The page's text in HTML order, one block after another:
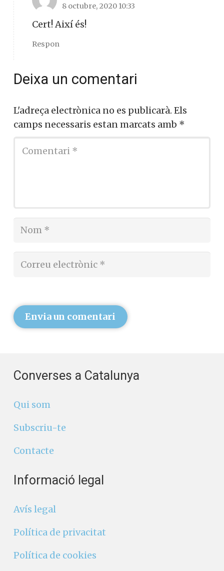
8 octubre, 2020 10:33
Cert! Així és!
Respon
Deixa un comentari
L'adreça electrònica no es publicarà. Els
camps necessaris estan marcats amb *
Envia un comentari
Converses a Catalunya
Qui som
Subscriu-te
Contacte
Informació legal
Avís legal
Política de privacitat
Política de cookies